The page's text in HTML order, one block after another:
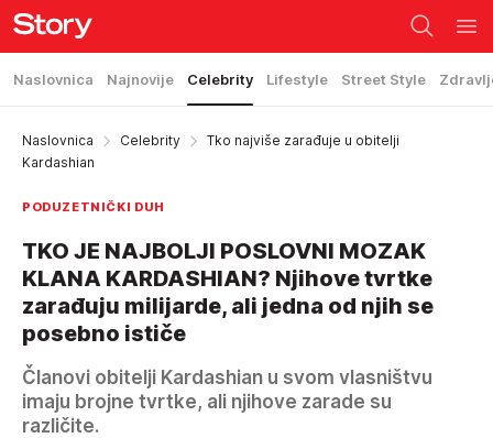
Naslovnica Najnovije Celebrity Lifestyle Street Style
Naslovnica Celebrity
Tko najviše zarađuje u obitelji
Kardashian
PODUZETNIČKI DUH
TKO JE NAJBOLJI POSLOVNI MOZAK
KLANA KARDASHIAN? Njihove tvrtke
zarađuju milijarde, ali jedna od njih se
posebno ističe
Članovi obitelji Kardashian u svom vlasništvu
imaju brojne tvrtke, ali njihove zarade su
različite.